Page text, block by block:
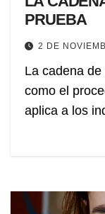
PRUEBA
2 DE
La cadena
como el
aplica a los